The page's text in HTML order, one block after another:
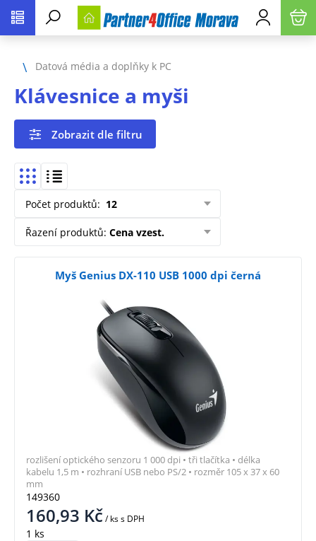
Datová média a doplňky k PC
Klávesnice a myši
Zobrazit dle filtru
Počet produktů: 12
Řazení produktů: Cena vzest.
Myš Genius DX-110 USB 1000 dpi černá
149360
160,93 Kč/ kss DPH
1 ks
rozlišení optického senzoru 1 000 dpi • tři tlačítka • délka
kabelu 1,5 m • rozhraní USB nebo PS/2 • rozměr 105 x 37 x 60
mm